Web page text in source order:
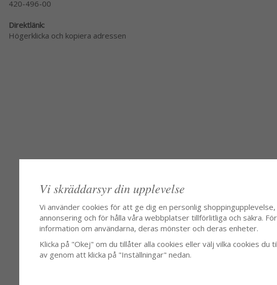
420-496-00
Direktlänk:
Högerklicka och kopiera adressen
Vi skräddarsyr din upplevelse
Vi använder cookies för att ge dig en personlig
annonsering och för hålla våra webbplatser tillförlitliga och säkra.
information om användarna, deras mönster och deras enheter.
Klicka på "Okej" om du tillåter alla cookies eller välj vilka cookies du
av genom att klicka på "Inställningar" nedan.